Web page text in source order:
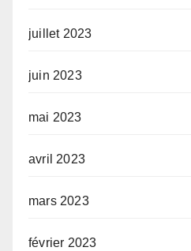
juillet 2023
juin 2023
mai 2023
avril 2023
mars 2023
février 2023